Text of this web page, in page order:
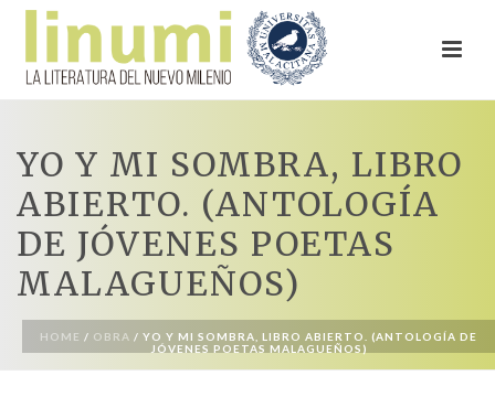
YO Y MI SOMBRA, LIBRO
ABIERTO. (ANTOLOGÍA
DE JÓVENES POETAS
MALAGUEÑOS)
HOME / OBRA / YO Y MI SOMBRA, LIBRO ABIERTO. (ANTOLOGÍA DE
JÓVENES POETAS MALAGUEÑOS)